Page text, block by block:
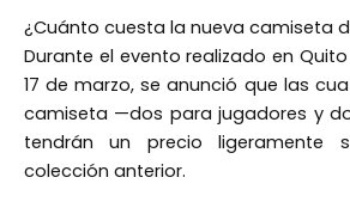
¿Cuánto cuesta la nueva camiseta
Durante el evento realizado en
17 de marzo, se anunció que las
camiseta —dos para jugadores y
tendrán un precio ligeramente
colección anterior.